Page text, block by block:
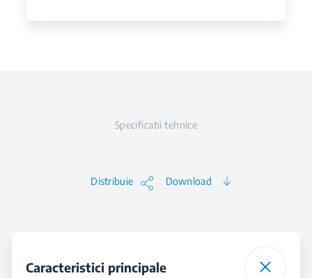
Specificatii tehnice
Distribuie Download
Caracteristici principale